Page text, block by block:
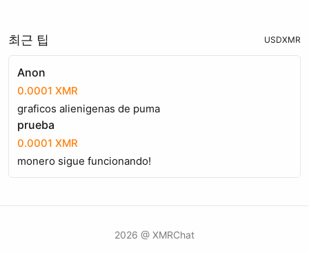
최근 팁 USDXMR
Anon
0.0001 XMR
graficos alienigenas de puma
prueba
0.0001 XMR
monero sigue funcionando!
2026 @ XMRChat